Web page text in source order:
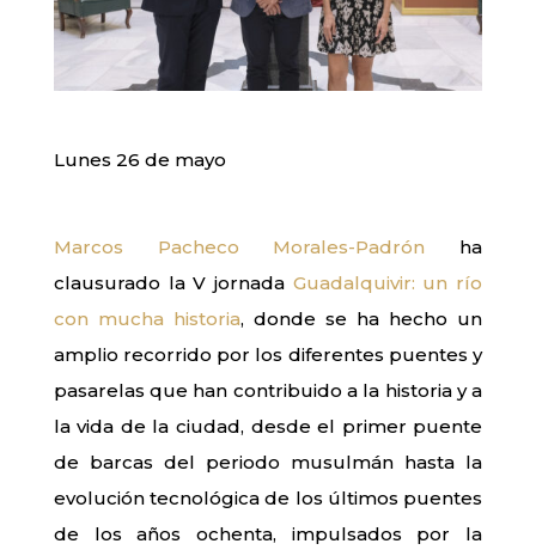
Lunes 26 de mayo
Marcos Pacheco Morales-Padrón ha
clausurado la V jornada Guadalquivir: un río
con mucha historia, donde se ha hecho un
amplio recorrido por los diferentes puentes y
pasarelas que han contribuido a la historia y a
la vida de la ciudad, desde el primer puente
de barcas del periodo musulmán hasta la
evolución tecnológica de los últimos puentes
de los años ochenta, impulsados por la